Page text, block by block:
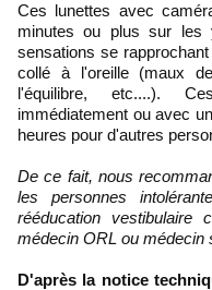
Ces lunettes avec
minutes ou plus sur les
sensations se
collé à l'oreille (maux
l'équilibre, etc....).
immédiatement ou avec
heures pour d'autres
De ce fait, nous
les personnes
rééducation vestibulaire
médecin ORL ou médecin
D'après la notice